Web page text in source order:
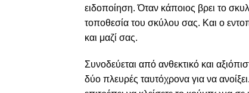
ειδοποίηση. Όταν κάποιος βρει το
τοποθεσία του σκύλου σας. Και ο
και μαζί σας.
Συνοδεύεται από ανθεκτικό και
δύο πλευρές ταυτόχρονα για να